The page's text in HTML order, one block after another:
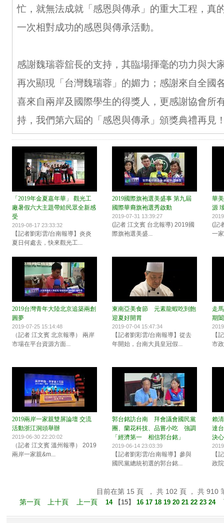
忙，就無法成就「感恩與傳承」的重大工程，真
一次相對成功的感恩與傳承活動。
感謝魏瑞蓉舘長的支持，其臨場揮毫的功力與大
再次顯現「台灣魏瑞蓉」的媚力；感謝來自全國
喜來自兩岸及國際學生的得獎人，更感謝協會所
持，我們第六屆的「感恩與傳承」頒獎典禮再見
「2019年金夏嘉年華」 觀光工
廠暑假六大主題帶給民眾全新感
受
2019-08-17 23:33:32
【記者劉彩雲/台南報導】炎炎
夏日何處去，快來觀光工...
2019國際旗袍選美盛事 第九屆
國際華裔旗袍選秀啟動
2019-07-31 13:39:27
(記者 江文賓 台北報導) 2019國
際旗袍選美盛...
華
源
(記
一
2019台灣青年大陸北京追築兩創
圓夢
2019-07-25 15:14:48
（記者 江文賓 北京報導） 兩岸
市場在平台資源方面...
東南亞美食節 元素龍蝦吃到飽
迎夏好開胃
2019-07-04 15:47:34
【記者劉彩雲/台南報導】從去
年開始，台南大員皇冠假...
走
期
【
市
2019兩岸一家親雙屏論壇 交流
活動浙江洞頭舉辦
2019-06-30 22:20:02
（記者 江文賓 溫州報導） 2019
兩岸一家親&m...
郭台銘訪台南 拜會議會國民黨
團、蘭花科技、品嘗小吃 強調
「經濟第一 相信郭台銘」
2019-06-14 23:03:39
【記者劉彩雲/台南報導】參與
國民黨總統初選的郭台銘...
賴
達
決心
【
政
目前在第 15 頁 ， 共 102 頁 ， 共 910
第一頁
上十頁 上一頁 14 【15】 16 17 18 19 20 21 22 23 24